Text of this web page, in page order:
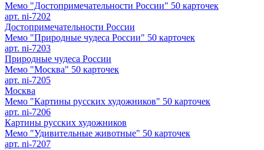
Мемо "Достопримечательности России" 50 карточек
арт. ni-7202
Достопримечательности России
Мемо "Природные чудеса России" 50 карточек
арт. ni-7203
Природные чудеса России
Мемо "Москва" 50 карточек
арт. ni-7205
Москва
Мемо "Картины русских художников" 50 карточек
арт. ni-7206
Картины русских художников
Мемо "Удивительные животные" 50 карточек
арт. ni-7207